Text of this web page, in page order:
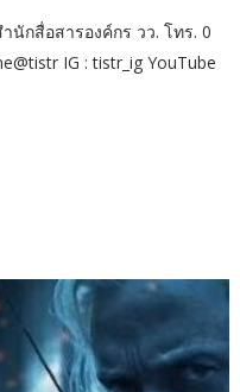
กสื่อสารองค์กร วว. โทร. 0
IG : tistr_ig YouTube